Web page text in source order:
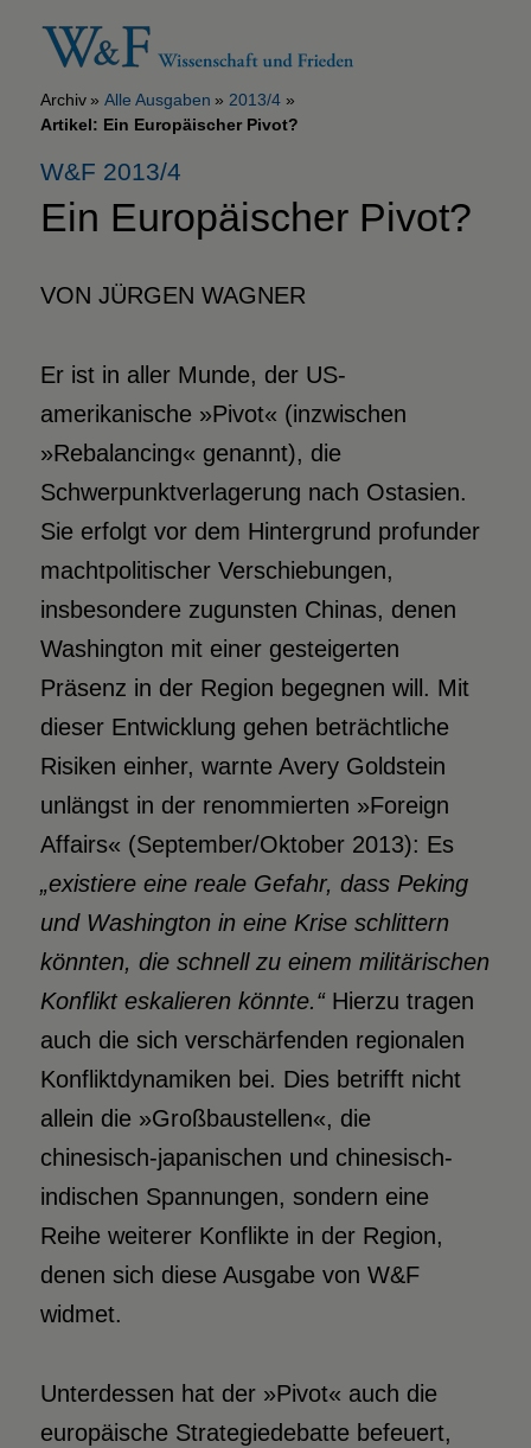
Archiv Alle Ausgaben
2013/4
Artikel: Ein Europäischer Pivot?
W&F 2013/4
Ein Europäischer Pivot?
VON JÜRGEN WAGNER
Er ist in aller Munde, der US-
amerikanische »Pivot« (inzwischen
»Rebalancing« genannt), die
Schwerpunktverlagerung nach Ostasien.
Sie erfolgt vor dem Hintergrund profunder
machtpolitischer Verschiebungen,
insbesondere zugunsten Chinas, denen
Washington mit einer gesteigerten
Präsenz in der Region begegnen will. Mit
dieser Entwicklung gehen beträchtliche
Risiken einher, warnte Avery Goldstein
unlängst in der renommierten »Foreign
Affairs« (September/Oktober 2013): Es
„existiere eine reale Gefahr, dass Peking
und Washington in eine Krise schlittern
könnten, die schnell zu einem militärischen
Konflikt eskalieren könnte.“Hierzu tragen
auch die sich verschärfenden regionalen
Konfliktdynamiken bei. Dies betrifft nicht
allein die »Großbaustellen«, die
chinesisch-japanischen und chinesisch-
indischen Spannungen, sondern eine
Reihe weiterer Konflikte in der Region,
denen sich diese Ausgabe von W&F
widmet.
Unterdessen hat der »Pivot« auch die
europäische Strategiedebatte befeuert,